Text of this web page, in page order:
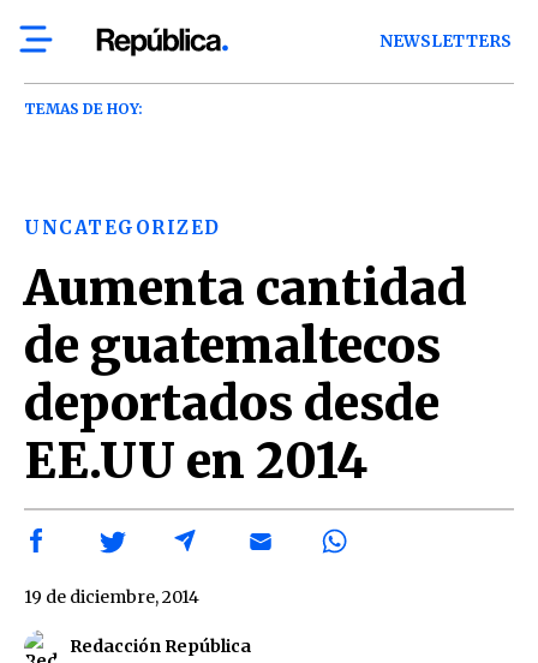
NEWSLETTERS
TEMAS DE HOY:
UNCATEGORIZED
Aumenta cantidad
de guatemaltecos
deportados desde
EE.UU en 2014
Redacción República
19 de diciembre, 2014